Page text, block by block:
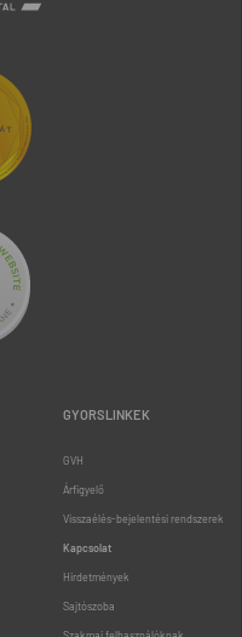
GYORSLINKEK
GVH
Árfigyelő
Visszaélés-bejelentési rendszerek
Kapcsolat
Hirdetmények
Sajtószoba